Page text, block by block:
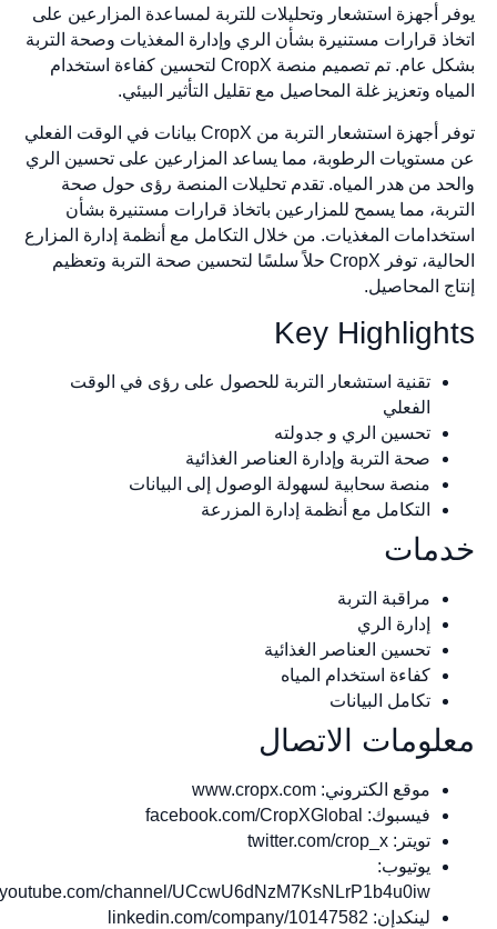
يوفر أجهزة استشعار وتحليلات للتربة لمساعدة المزارعين على
اتخاذ قرارات مستنيرة بشأن الري وإدارة المغذيات وصحة التربة
بشكل عام. تم تصميم منصة CropX لتحسين كفاءة استخدام
المياه وتعزيز غلة المحاصيل مع تقليل التأثير البيئي.
توفر أجهزة استشعار التربة من CropX بيانات في الوقت الفعلي
عن مستويات الرطوبة، مما يساعد المزارعين على تحسين الري
والحد من هدر المياه. تقدم تحليلات المنصة رؤى حول صحة
التربة، مما يسمح للمزارعين باتخاذ قرارات مستنيرة بشأن
استخدامات المغذيات. من خلال التكامل مع أنظمة إدارة المزارع
الحالية، توفر CropX حلاً سلسًا لتحسين صحة التربة وتعظيم
إنتاج المحاصيل.
Key Highlights
تقنية استشعار التربة للحصول على رؤى في الوقت
الفعلي
تحسين الري و جدولته
صحة التربة وإدارة العناصر الغذائية
منصة سحابية لسهولة الوصول إلى البيانات
التكامل مع أنظمة إدارة المزرعة
خدمات
مراقبة التربة
إدارة الري
تحسين العناصر الغذائية
كفاءة استخدام المياه
تكامل البيانات
معلومات الاتصال
موقع الكتروني: www.cropx.com
فيسبوك: facebook.com/CropXGlobal
تويتر: twitter.com/crop_x
يوتيوب:
youtube.com/channel/UCcwU6dNzM7KsNLrP1b4u0iw
لينكدإن: linkedin.com/company/10147582